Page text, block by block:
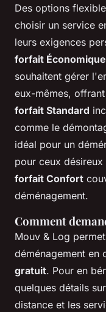
Des options
choisir un service
leurs exigences
forfait Économique
souhaitent gérer
eux-mêmes,
forfait Standard
comme le
idéal pour un
pour ceux
forfait Confort
déménagement.
Comment
Mouv & Log
déménagement en
gratuit. Pour en
quelques détails
distance et les